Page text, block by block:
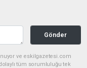
Gönder
ve eskilgazetesi.com
tüm sorumluluğu tek